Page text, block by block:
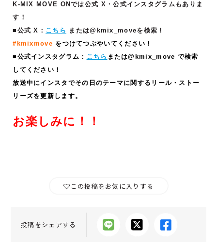
K-MIX MOVE ONでは公式 X・公式インスタグラムもありま
す！
■公式 X： こちら または@kmix_moveを検索！
#kmixmove をつけてつぶやいてください！
■公式インスタグラム： こちら または@kmix_move で検索
してください！
放送中にインスタでその日のテーマに関するリール・ストー
リーズを更新します。
お楽しみに！！
この投稿をお気に入りする
投稿をシェアする